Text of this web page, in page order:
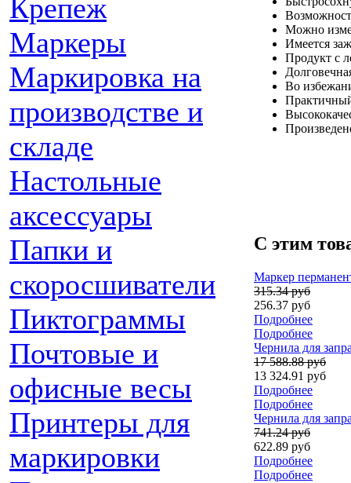
Крепеж
Маркеры
Маркировка на
производстве и
складе
Настольные
аксессуары
Папки и
скоросшиватели
Пиктограммы
Почтовые и
офисные весы
Принтеры для
маркировки
Можно
Имеется
Продукт с
Во
С этим
Маркер
315.34 руб
256.37 руб
Подробнее
Подробнее
Чернила для
17 588.88 руб
13 324.91 руб
Подробнее
Подробнее
Чернила для
741.24 руб
622.89 руб
Подробнее
Подробнее